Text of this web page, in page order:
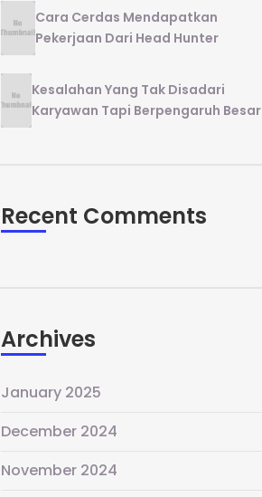
Cara Cerdas Mendapatkan
Pekerjaan Dari Head Hunter
Kesalahan Yang Tak Disadari
Karyawan Tapi Berpengaruh Besar
Recent Comments
Archives
January 2025
December 2024
November 2024